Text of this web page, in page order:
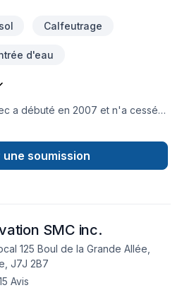
Calfeutrage
d'eau
a débuté en 2007 et n'a cessé
construction, le fondateur, Michel
l’étanchéité des sous-sols et la
exactement l’industrie qu’il
point il peut être difficile de
et digne de confiance,
travaille à changer cela.
les devis gratuits, mais
et la tranquillité d'esprit ne sont
une soumission
SMC inc.
125 Boul de la Grande Allée,
J7J 2B7
Avis